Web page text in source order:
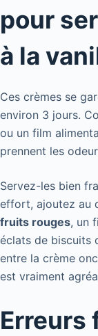
pour
à la
Ces crèmes se
environ 3 jours.
ou un film
prennent les
Servez-les bien
effort, ajoutez au
fruits rouges, un
éclats de biscuits
entre la crème
est vraiment
Erreurs